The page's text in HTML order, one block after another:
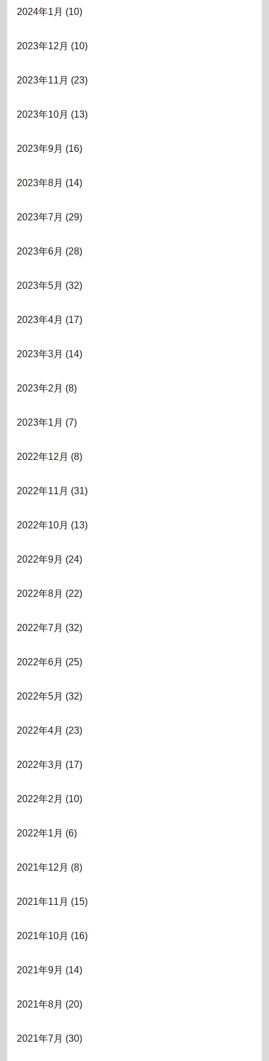
2024年1月 (10)
2023年12月 (10)
2023年11月 (23)
2023年10月 (13)
2023年9月 (16)
2023年8月 (14)
2023年7月 (29)
2023年6月 (28)
2023年5月 (32)
2023年4月 (17)
2023年3月 (14)
2023年2月 (8)
2023年1月 (7)
2022年12月 (8)
2022年11月 (31)
2022年10月 (13)
2022年9月 (24)
2022年8月 (22)
2022年7月 (32)
2022年6月 (25)
2022年5月 (32)
2022年4月 (23)
2022年3月 (17)
2022年2月 (10)
2022年1月 (6)
2021年12月 (8)
2021年11月 (15)
2021年10月 (16)
2021年9月 (14)
2021年8月 (20)
2021年7月 (30)